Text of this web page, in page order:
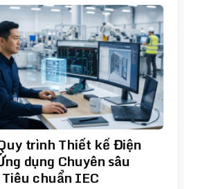
trình Thiết kế Điện
dụng Chuyên sâu
chuẩn IEC